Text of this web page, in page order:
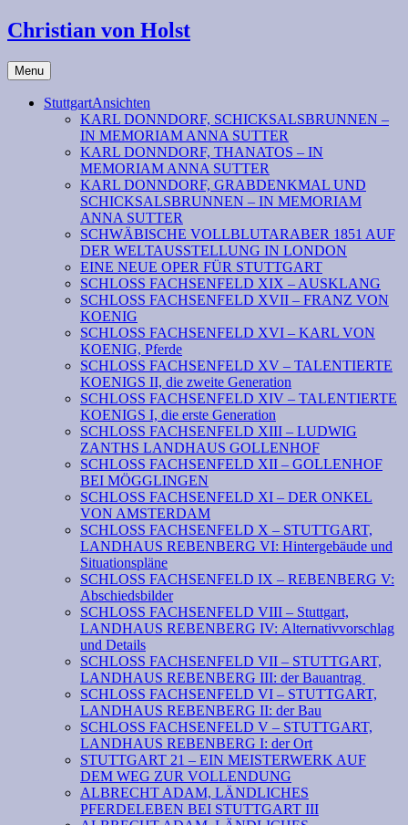
Christian von Holst
Menu
StuttgartAnsichten
KARL DONNDORF, SCHICKSALSBRUNNEN –
IN MEMORIAM ANNA SUTTER
KARL DONNDORF, THANATOS – IN
MEMORIAM ANNA SUTTER
KARL DONNDORF, GRABDENKMAL UND
SCHICKSALSBRUNNEN – IN MEMORIAM
ANNA SUTTER
SCHWÄBISCHE VOLLBLUTARABER 1851 AUF
DER WELTAUSSTELLUNG IN LONDON
EINE NEUE OPER FÜR STUTTGART
SCHLOSS FACHSENFELD XIX – AUSKLANG
SCHLOSS FACHSENFELD XVII – FRANZ VON
KOENIG
SCHLOSS FACHSENFELD XVI – KARL VON
KOENIG, Pferde
SCHLOSS FACHSENFELD XV – TALENTIERTE
KOENIGS II, die zweite Generation
SCHLOSS FACHSENFELD XIV – TALENTIERTE
KOENIGS I, die erste Generation
SCHLOSS FACHSENFELD XIII – LUDWIG
ZANTHS LANDHAUS GOLLENHOF
SCHLOSS FACHSENFELD XII – GOLLENHOF
BEI MÖGGLINGEN
SCHLOSS FACHSENFELD XI – DER ONKEL
VON AMSTERDAM
SCHLOSS FACHSENFELD X – STUTTGART,
LANDHAUS REBENBERG VI: Hintergebäude und
Situationspläne
SCHLOSS FACHSENFELD IX – REBENBERG V:
Abschiedsbilder
SCHLOSS FACHSENFELD VIII – Stuttgart,
LANDHAUS REBENBERG IV: Alternativvorschlag
und Details
SCHLOSS FACHSENFELD VII – STUTTGART,
LANDHAUS REBENBERG III: der Bauantrag
SCHLOSS FACHSENFELD VI – STUTTGART,
LANDHAUS REBENBERG II: der Bau
SCHLOSS FACHSENFELD V – STUTTGART,
LANDHAUS REBENBERG I: der Ort
STUTTGART 21 – EIN MEISTERWERK AUF
DEM WEG ZUR VOLLENDUNG
ALBRECHT ADAM, LÄNDLICHES
PFERDELEBEN BEI STUTTGART III